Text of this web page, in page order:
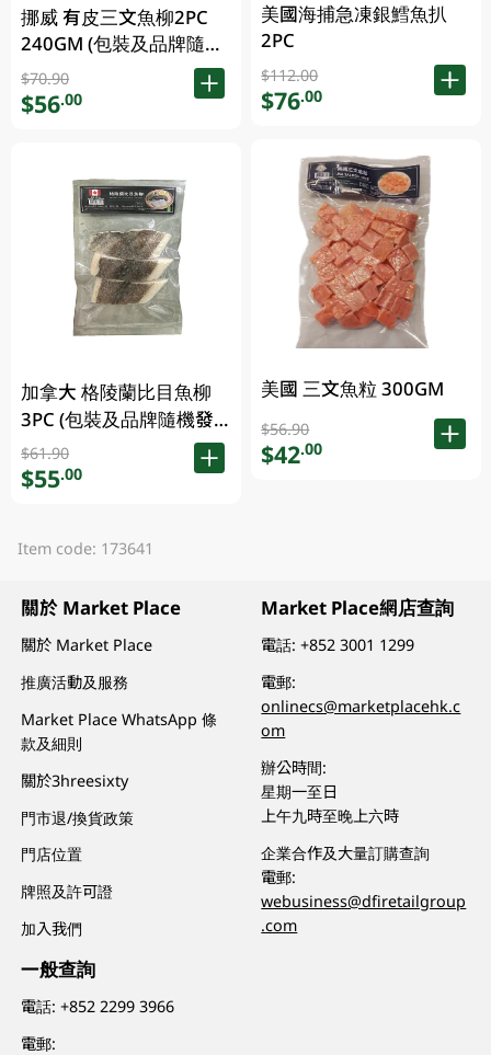
挪威 有皮三文魚柳2PC
240GM (包裝及品牌隨機
發放)
$70.90
$56.00
加拿大 格陵蘭比目魚柳
3PC (包裝及品牌隨機發
放)
$61.90
$55.00
美國海捕急凍銀鱈魚扒
2PC
$112.00
$76.00
美國 三文魚粒 300GM
$56.90
$42.00
Item code: 173641
關於 Market Place
關於 Market Place
推廣活動及服務
Market Place WhatsApp 條
款及細則
關於3hreesixty
門市退/換貨政策
門店位置
牌照及許可證
加入我們
一般查詢
電話:+852 2299 3966
電郵:
Market Place網店查詢
電話:+852 3001 1299
電郵:
onlinecs@marketplacehk.c
om
辦公時間:
星期一至日
上午九時至晚上六時
企業合作及大量訂購查詢
電郵:
webusiness@dfiretailgroup
.com